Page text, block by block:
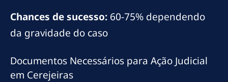
Chances de sucesso: 60-75% dependendo
da gravidade do caso
Documentos Necessários para Ação Judicial
em Cerejeiras